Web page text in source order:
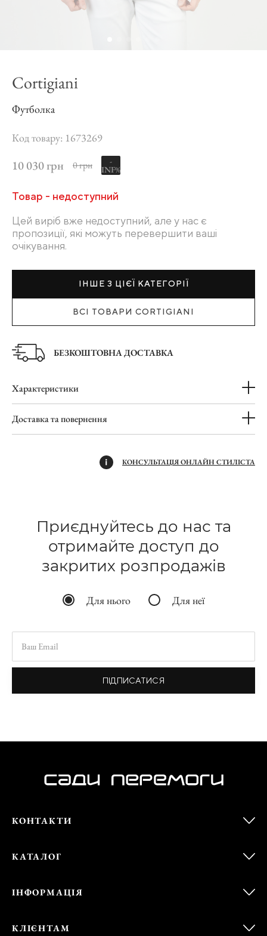
Cortigiani
Футболка
Код товару: 1673269
10 030 грн 0 грн -
INF%
Товар - недоступний
Цей виріб вже недоступний, але у нас є
пропозиції, які можуть перевершити ваші
очікування.
ІНШЕ З ЦІЄЇ КАТЕГОРІЇ
ВСІ ТОВАРИ CORTIGIANI
БЕЗКОШТОВНА ДОСТАВКА
Характеристики
Доставка та повернення
КОНСУЛЬТАЦІЯ ОНЛАЙН СТИЛІСТА
Приєднуйтесь до нас та
отримайте доступ до
закритих розпродажів
Для нього Для неї
ПІДПИСАТИСЯ
КОНТАКТИ
КАТАЛОГ
ІНФОРМАЦІЯ
КЛІЄНТАМ